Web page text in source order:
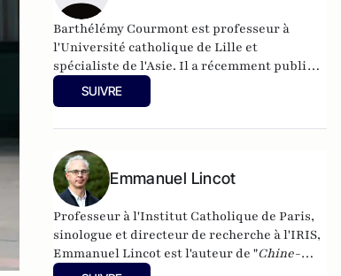
Barthélémy Courmont est professeur à
l'Université catholique de Lille et
spécialiste de l'Asie. Il a récemment publié
La Chine face au monde, chez Eyrolles.
SUIVRE
Emmanuel Lincot
Professeur à l'Institut Catholique de Paris,
sinologue et directeur de recherche à l'IRIS,
Emmanuel Lincot est l'auteur de "Chine-
Inde. La guerre des mondes